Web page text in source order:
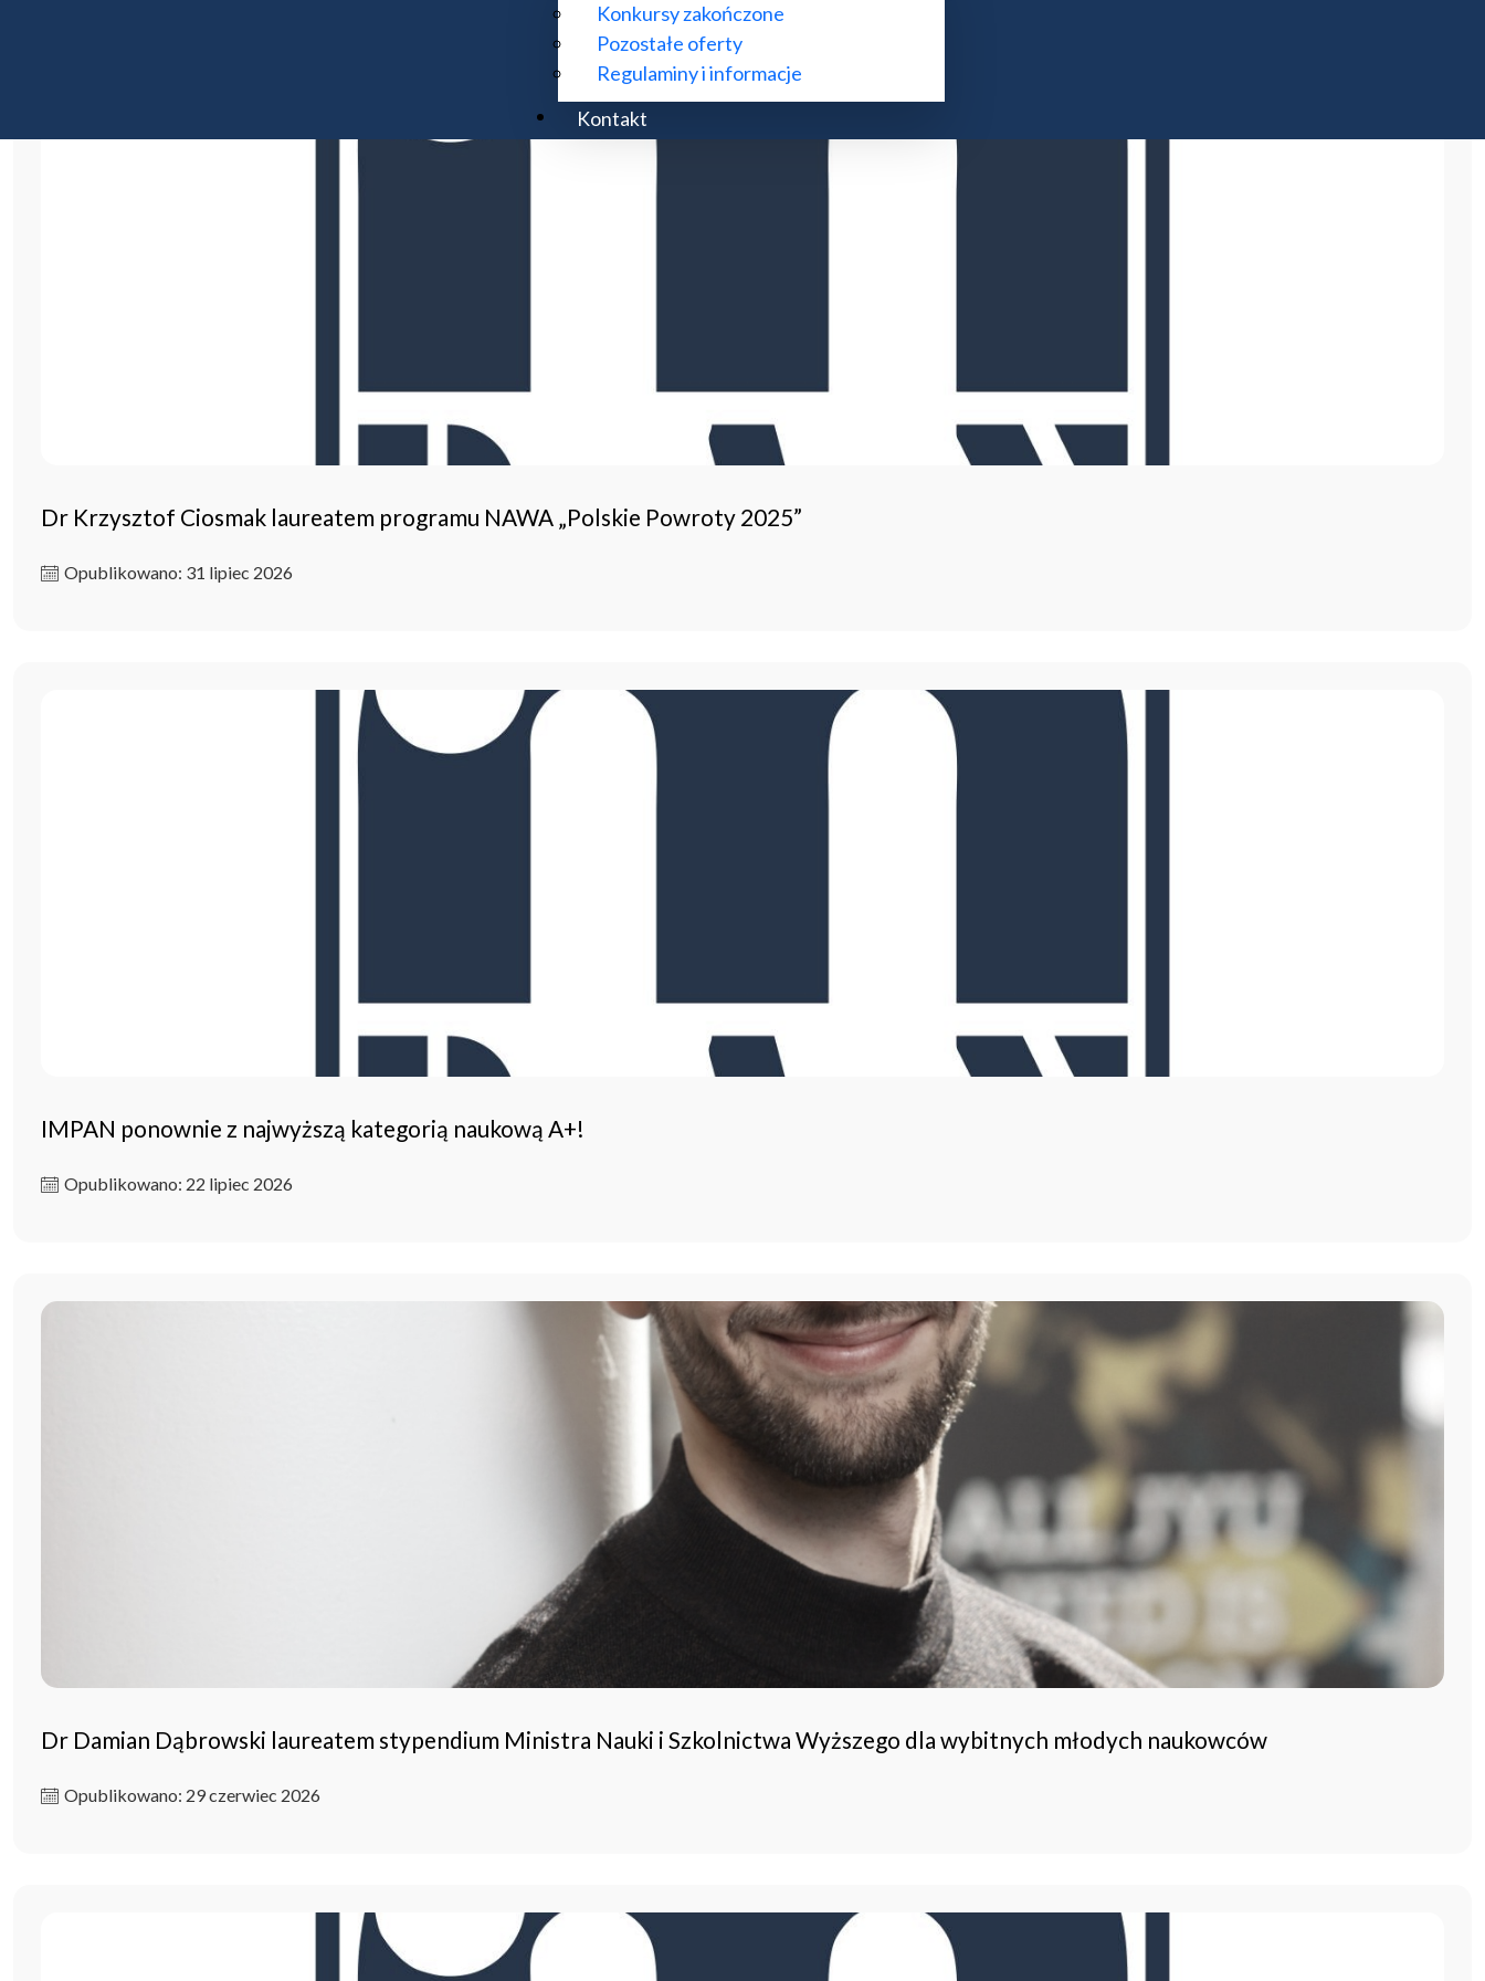
Konkursy zakończone
Pozostałe oferty
Regulaminy i informacje
Kontakt
Dr Krzysztof Ciosmak laureatem programu NAWA „Polskie Powroty 2025”
Opublikowano: 31 lipiec 2026
IMPAN ponownie z najwyższą kategorią naukową A+!
Opublikowano: 22 lipiec 2026
Dr Damian Dąbrowski laureatem stypendium Ministra Nauki i Szkolnictwa Wyższego dla wybitnych młodych naukowców
Opublikowano: 29 czerwiec 2026